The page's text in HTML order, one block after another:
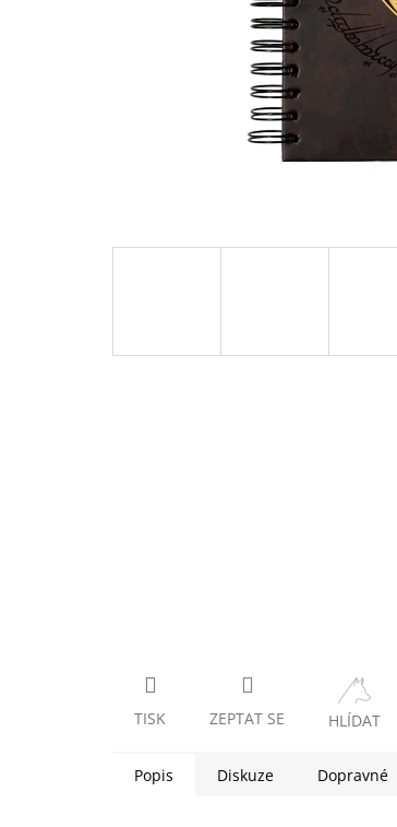
TISK ZEPTAT SE HLÍDAT
Popis Diskuze Dopravné